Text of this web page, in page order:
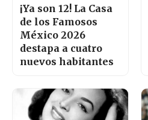
¡Ya son 12! La Casa
de los Famosos
México 2026
destapa a cuatro
nuevos habitantes